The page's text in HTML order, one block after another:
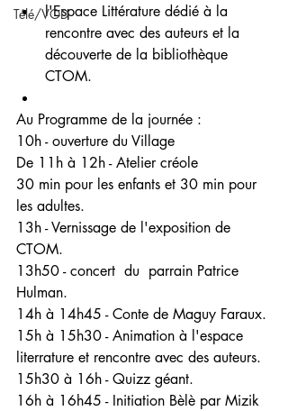
Télé/VOD﻿﻿l'Espace Littérature dédié à la
rencontre avec des auteurs et la
découverte de la bibliothèque
CTOM.
Au Programme de la journée :
10h - ouverture du Village
De 11h à 12h - Atelier créole
30 min pour les enfants et 30 min pour
les adultes.
13h - Vernissage de l'exposition de
CTOM.
13h50 - concert  du  parrain Patrice
Hulman.
14h à 14h45 - Conte de Maguy Faraux.
15h à 15h30 - Animation à l'espace
literrature et rencontre avec des auteurs.
15h30 à 16h - Quizz géant.
16h à 16h45 - Initiation Bèlè par Mizik